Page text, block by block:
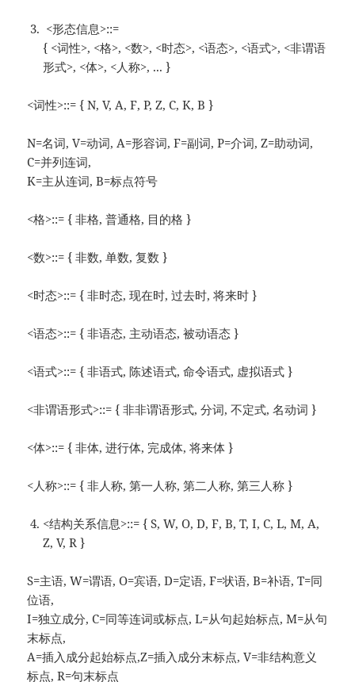
<形态信息>::=
{ <词性>, <格>, <数>, <时态>, <语态>, <语式>, <非谓语
形式>, <体>, <人称>, ... }
<词性>::= { N, V, A, F, P, Z, C, K, B }
N=名词, V=动词, A=形容词, F=副词, P=介词, Z=助动词,
C=并列连词,
K=主从连词, B=标点符号
<格>::= { 非格, 普通格, 目的格 }
<数>::= { 非数, 单数, 复数 }
<时态>::= { 非时态, 现在时, 过去时, 将来时 }
<语态>::= { 非语态, 主动语态, 被动语态 }
<语式>::= { 非语式, 陈述语式, 命令语式, 虚拟语式 }
<非谓语形式>::= { 非非谓语形式, 分词, 不定式, 名动词 }
<体>::= { 非体, 进行体, 完成体, 将来体 }
<人称>::= { 非人称, 第一人称, 第二人称, 第三人称 }
<结构关系信息>::= { S, W, O, D, F, B, T, I, C, L, M, A,
Z, V, R }
S=主语, W=谓语, O=宾语, D=定语, F=状语, B=补语, T=同
位语,
I=独立成分, C=同等连词或标点, L=从句起始标点, M=从句
末标点,
A=插入成分起始标点,Z=插入成分末标点, V=非结构意义
标点, R=句末标点